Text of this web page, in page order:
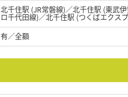
北千住駅 (JR常磐線)／北千住駅 (東武
ロ千代田線)／北千住駅 (つくばエクス
有／全額